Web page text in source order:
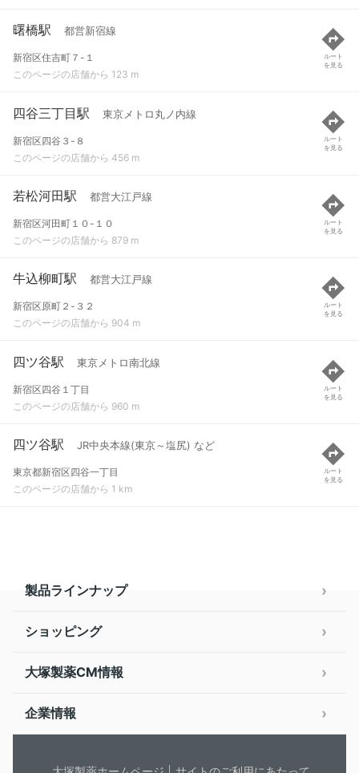
曙橋駅 都営新宿線
新宿区住吉町７-１
このページの店舗から 123 m
ルート
を見る
四谷三丁目駅 東京メトロ丸ノ内線
新宿区四谷３-８
このページの店舗から 456 m
ルート
を見る
若松河田駅 都営大江戸線
新宿区河田町１０-１０
このページの店舗から 879 m
ルート
を見る
牛込柳町駅 都営大江戸線
新宿区原町２-３２
このページの店舗から 904 m
ルート
を見る
四ツ谷駅 東京メトロ南北線
新宿区四谷１丁目
このページの店舗から 960 m
ルート
を見る
四ツ谷駅 JR中央本線(東京～塩尻) など
東京都新宿区四谷一丁目
このページの店舗から 1 km
ルート
を見る
製品ラインナップ
ショッピング
大塚製薬CM情報
企業情報